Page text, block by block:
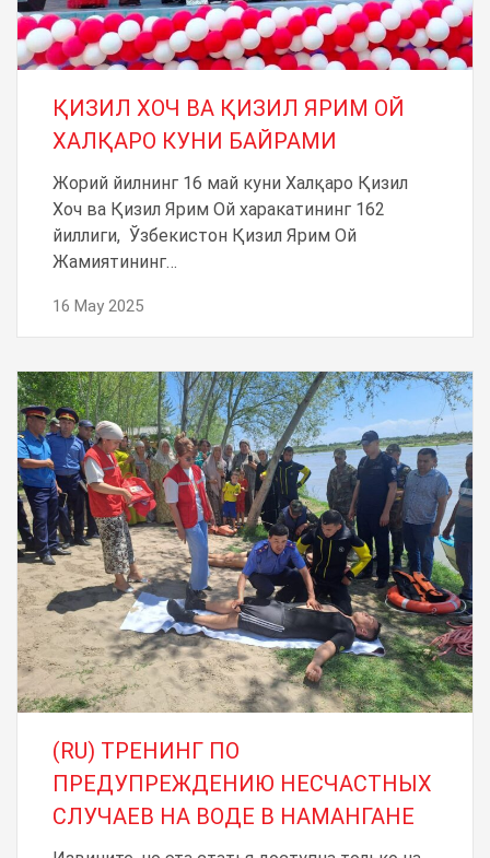
ҚИЗИЛ ХОЧ ВА ҚИЗИЛ ЯРИМ ОЙ
ХАЛҚАРО КУНИ БАЙРАМИ
Жорий йилнинг 16 май куни Халқаро Қизил
Хоч ва Қизил Ярим Ой харакатининг 162
йиллиги, Ўзбекистон Қизил Ярим Ой
Жамиятининг…
16 May 2025
(RU) ТРЕНИНГ ПО
ПРЕДУПРЕЖДЕНИЮ НЕСЧАСТНЫХ
СЛУЧАЕВ НА ВОДЕ В НАМАНГАНЕ